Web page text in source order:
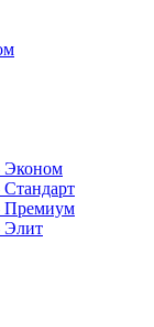
Эконом
Премиум
Элит